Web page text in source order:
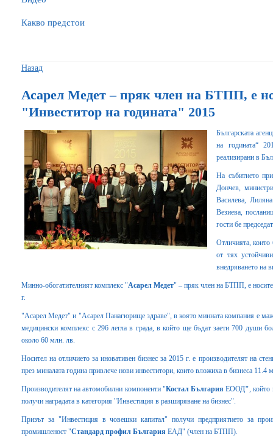
Какво предстои
Назад
Асарел Медет – пряк член на БТПП, е
"Инвеститор на годината" 2015
Българската
на годината“
реализирани в
На събитието
Дончев,
Василева,
Везиева,
гости бе
Отличията, които
от тях
внедряването на
Минно-обогатителният комплекс "Асарел Медет" – пряк член на БТПП, е
г.
"Асарел Медет" и "Асарел Панагюрище здраве", в която минната компания е
медицински комплекс с 296 легла в града, в който ще бъдат заети 700 души
около 60 млн. лв.
Носител на отличието за иновативен бизнес за 2015 г. е производителят на
през миналата година привлече нови инвеститори, които вложиха в бизнеса 11.4
Производителят на автомобилни компоненти "Костал България ЕООД", който
получи наградата в категория "Инвестиция в разширяване на бизнес".
Призът за "Инвестиция в човешки капитал" получи предприятието за
промишленост "Стандард профил България ЕАД" (член на БТПП).